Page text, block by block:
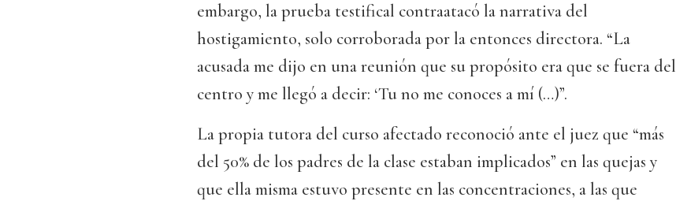
embargo, la prueba testifical contraatacó la narrativa del
hostigamiento, solo corroborada por la entonces directora. “La
acusada me dijo en una reunión que su propósito era que se fuera del
centro y me llegó a decir: ‘Tu no me conoces a mí (…)”.
La propia tutora del curso afectado reconoció ante el juez que “más
del 50% de los padres de la clase estaban implicados” en las quejas y
que ella misma estuvo presente en las concentraciones, a las que